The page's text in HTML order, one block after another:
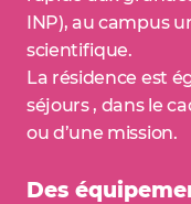
INP), au campus
scientifique.
La résidence est
séjours , dans le
ou d’une mission.
Des